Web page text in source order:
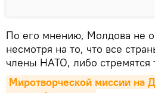
По его мнению, Молдова не
несмотря на то, что все
члены НАТО, либо стремятся
Миротворческой миссии на